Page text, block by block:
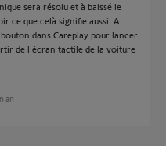
sera résolu et à baissé le
ce que celà signifie aussi. A
dans Careplay pour lancer
de l'écran tactile de la voiture
an